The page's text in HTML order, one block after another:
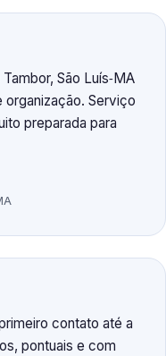
São Luís‑MA
organização. Serviço
preparada para
contato até a
pontuais e com